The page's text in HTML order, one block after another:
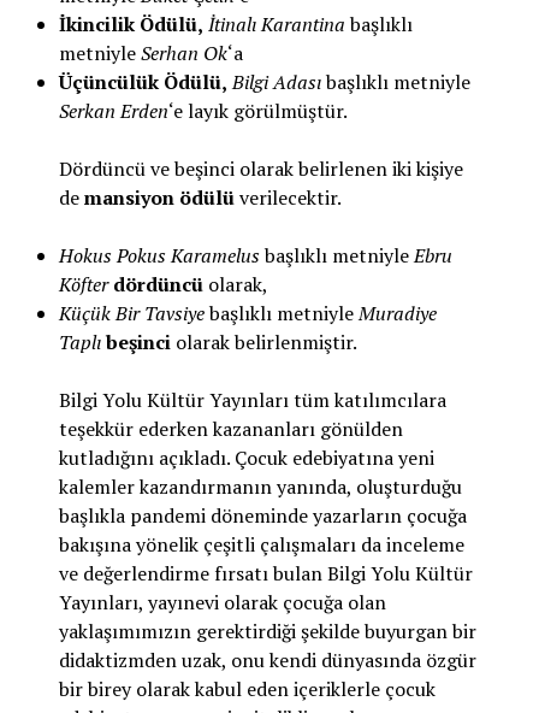
İkincilik Ödülü, İtinalı Karantinabaşlıklı
metniyleSerhan Ok‘a
Üçüncülük Ödülü, Bilgi Adasıbaşlıklı metniyle
Serkan Erden‘e layık görülmüştür.
Dördüncü ve beşinci olarak belirlenen iki kişiye
demansiyon ödülüverilecektir.
Hokus Pokus Karamelusbaşlıklı metniyleEbru
Köfter dördüncüolarak,
Küçük Bir Tavsiyebaşlıklı metniyleMuradiye
Taplıbeşinci olarak belirlenmiştir.
Bilgi Yolu Kültür Yayınları tüm katılımcılara
teşekkür ederken kazananları gönülden
kutladığını açıkladı. Çocuk edebiyatına yeni
kalemler kazandırmanın yanında, oluşturduğu
başlıkla pandemi döneminde yazarların çocuğa
bakışına yönelik çeşitli çalışmaları da inceleme
ve değerlendirme fırsatı bulan Bilgi Yolu Kültür
Yayınları, yayınevi olarak çocuğa olan
yaklaşımımızın gerektirdiği şekilde buyurgan bir
didaktizmden uzak, onu kendi dünyasında özgür
bir birey olarak kabul eden içeriklerle çocuk